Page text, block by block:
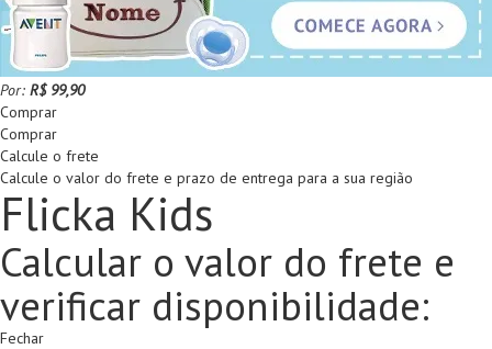
Por: R$ 99,90
Comprar
Comprar
Calcule o frete
Calcule o valor do frete e prazo de entrega para a sua região
Flicka Kids
Calcular o valor do frete e
verificar disponibilidade:
Fechar